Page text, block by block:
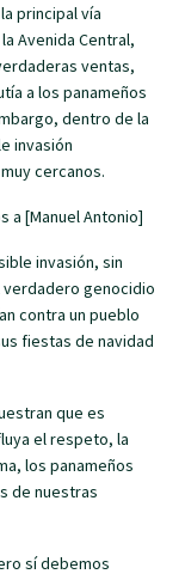
principal vía
Avenida Central,
ventas,
a los panameños
dentro de la
invasión
cercanos.
a [Manuel Antonio]
invasión, sin
genocidio
contra un pueblo
fiestas de navidad
que es
el respeto, la
los panameños
de nuestras
sí debemos